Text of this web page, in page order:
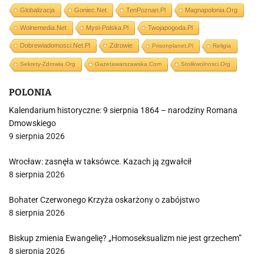
Globalizacja Goniec.net TenPoznan.pl Magnapolonia.org
Wolnemedia.net Mysl-Polska.pl Twojapogoda.pl
Dobrewiadomosci.net.pl Zdrowie Prisonplanet.pl Religia
Sekrety-Zdrowia.org Gazetawarszawska.com Stolikwolnosci.org
POLONIA
Kalendarium historyczne: 9 sierpnia 1864 – narodziny Romana
Dmowskiego
9 sierpnia 2026
Wrocław: zasnęła w taksówce. Kazach ją zgwałcił
8 sierpnia 2026
Bohater Czerwonego Krzyża oskarżony o zabójstwo
8 sierpnia 2026
Biskup zmienia Ewangelię? „Homoseksualizm nie jest grzechem”
8 sierpnia 2026